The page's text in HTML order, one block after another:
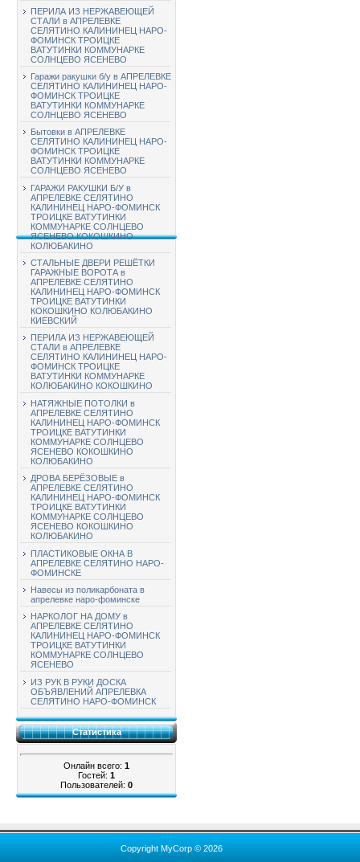
ПЕРИЛА ИЗ НЕРЖАВЕЮЩЕЙ
СТАЛИ в АПРЕЛЕВКЕ
СЕЛЯТИНО КАЛИНИНЕЦ НАРО-
ФОМИНСК ТРОИЦКЕ
ВАТУТИНКИ КОММУНАРКЕ
СОЛНЦЕВО ЯСЕНЕВО
Гаражи ракушки б/у в АПРЕЛЕВКЕ
СЕЛЯТИНО КАЛИНИНЕЦ НАРО-
ФОМИНСК ТРОИЦКЕ
ВАТУТИНКИ КОММУНАРКЕ
СОЛНЦЕВО ЯСЕНЕВО
Бытовки в АПРЕЛЕВКЕ
СЕЛЯТИНО КАЛИНИНЕЦ НАРО-
ФОМИНСК ТРОИЦКЕ
ВАТУТИНКИ КОММУНАРКЕ
СОЛНЦЕВО ЯСЕНЕВО
ГАРАЖИ РАКУШКИ Б/У в
АПРЕЛЕВКЕ СЕЛЯТИНО
КАЛИНИНЕЦ НАРО-ФОМИНСК
ТРОИЦКЕ ВАТУТИНКИ
КОММУНАРКЕ СОЛНЦЕВО
ЯСЕНЕВО КОКОШКИНО
КОЛЮБАКИНО
СТАЛЬНЫЕ ДВЕРИ РЕШЁТКИ
ГАРАЖНЫЕ ВОРОТА в
АПРЕЛЕВКЕ СЕЛЯТИНО
КАЛИНИНЕЦ НАРО-ФОМИНСК
ТРОИЦКЕ ВАТУТИНКИ
КОКОШКИНО КОЛЮБАКИНО
КИЕВСКИЙ
ПЕРИЛА ИЗ НЕРЖАВЕЮЩЕЙ
СТАЛИ в АПРЕЛЕВКЕ
СЕЛЯТИНО КАЛИНИНЕЦ НАРО-
ФОМИНСК ТРОИЦКЕ
ВАТУТИНКИ КОММУНАРКЕ
КОЛЮБАКИНО КОКОШКИНО
НАТЯЖНЫЕ ПОТОЛКИ в
АПРЕЛЕВКЕ СЕЛЯТИНО
КАЛИНИНЕЦ НАРО-ФОМИНСК
ТРОИЦКЕ ВАТУТИНКИ
КОММУНАРКЕ СОЛНЦЕВО
ЯСЕНЕВО КОКОШКИНО
КОЛЮБАКИНО
ДРОВА БЕРЁЗОВЫЕ в
АПРЕЛЕВКЕ СЕЛЯТИНО
КАЛИНИНЕЦ НАРО-ФОМИНСК
ТРОИЦКЕ ВАТУТИНКИ
КОММУНАРКЕ СОЛНЦЕВО
ЯСЕНЕВО КОКОШКИНО
КОЛЮБАКИНО
ПЛАСТИКОВЫЕ ОКНА В
АПРЕЛЕВКЕ СЕЛЯТИНО НАРО-
ФОМИНСКЕ
Навесы из поликарбоната в
апрелевке наро-фоминске
НАРКОЛОГ НА ДОМУ в
АПРЕЛЕВКЕ СЕЛЯТИНО
КАЛИНИНЕЦ НАРО-ФОМИНСК
ТРОИЦКЕ ВАТУТИНКИ
КОММУНАРКЕ СОЛНЦЕВО
ЯСЕНЕВО
ИЗ РУК В РУКИ ДОСКА
ОБЪЯВЛЕНИЙ АПРЕЛЕВКА
СЕЛЯТИНО НАРО-ФОМИНСК
Статистика
Онлайн всего: 1
Гостей: 1
Пользователей: 0
Copyright MyCorp © 2026